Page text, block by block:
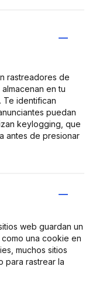
rastreadores de
en tu
Te identifican
puedan
keylogging, que
antes de presionar
web guardan un
una cookie en
muchos sitios
para rastrear la